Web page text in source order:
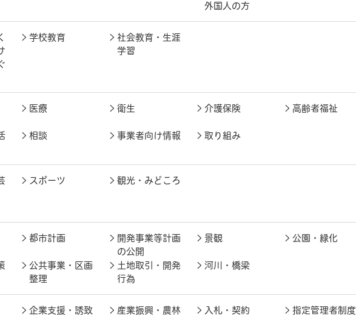
外国人の方
学校教育
社会教育・生涯
学習
医療 衛生 介護保険 高齢者福祉
相談 事業者向け情報 取り組み
スポーツ 観光・みどころ
都市計画
開発事業等計画
の公開
景観 公園・緑化
公共事業・区画
整理
土地取引・開発
行為
河川・橋梁
企業支援・誘致 産業振興・農林 入札・契約 指定管理者制度